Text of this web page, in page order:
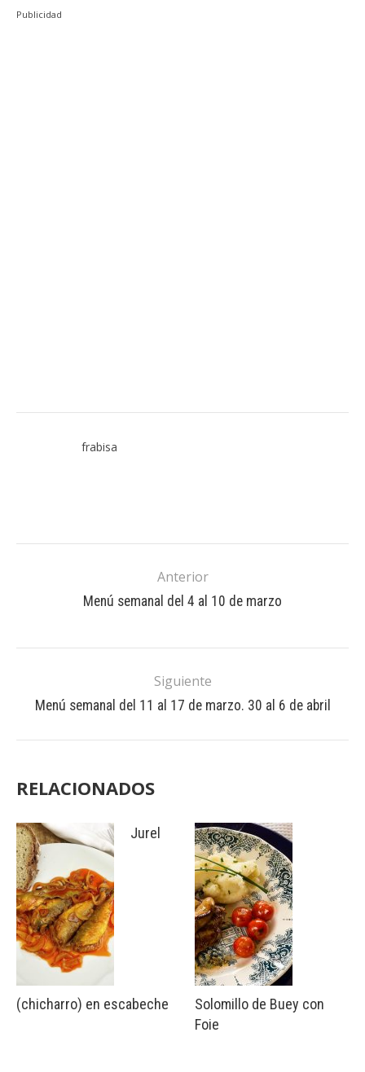
Publicidad
frabisa
Anterior
Menú semanal del 4 al 10 de marzo
Siguiente
Menú semanal del 11 al 17 de marzo. 30 al 6 de abril
RELACIONADOS
Jurel
(chicharro) en escabeche
Solomillo de Buey con
Foie